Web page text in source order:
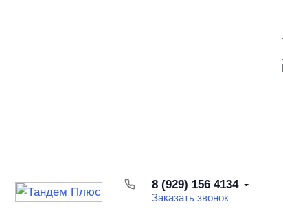
8 (929) 156 4134
Заказать звонок